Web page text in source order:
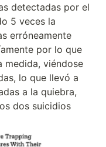
detectadas por el
5 veces la
erróneamente
por lo que
medida, viéndose
lo que llevó a
a la quiebra,
dos suicidios